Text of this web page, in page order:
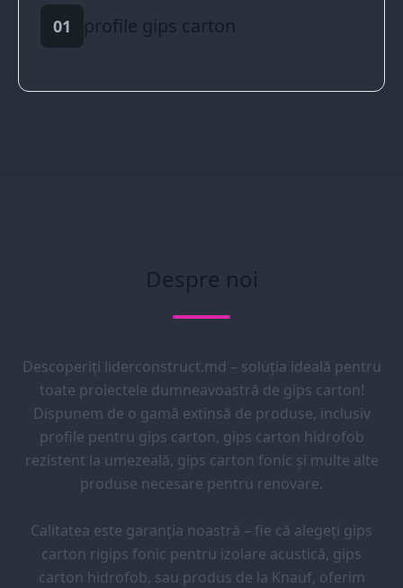
01 profile gips carton
Despre noi
Descoperiți liderconstruct.md – soluția ideală pentru
toate proiectele dumneavoastră de gips carton!
Dispunem de o gamă extinsă de produse, inclusiv
profile pentru gips carton, gips carton hidrofob
rezistent la umezeală, gips carton fonic și multe alte
produse necesare pentru renovare.
Calitatea este garanția noastră – fie că alegeți gips
carton rigips fonic pentru izolare acustică, gips
carton hidrofob, sau produs de la Knauf, oferim